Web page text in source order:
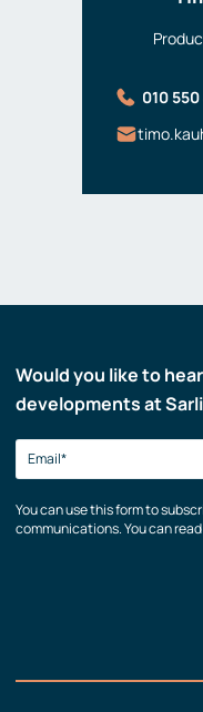
010 550
Would you like to
developments at
You can use this form to
communications. You can